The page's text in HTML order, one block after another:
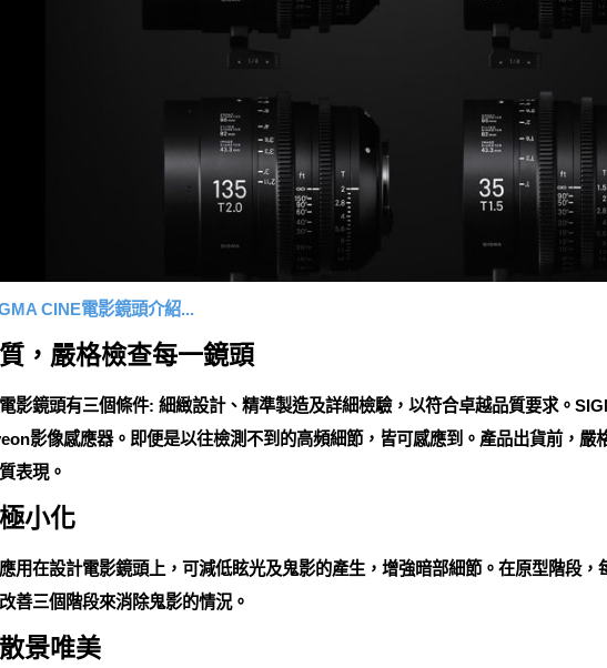
CINE電影鏡頭介紹...
，嚴格檢查每一鏡頭
影鏡頭有三個條件: 細緻設計、精準製造及詳細檢驗，以符合卓越品質要求。
影像感應器。即便是以往檢測不到的高頻細節，皆可感應到。產品出貨前，嚴
表現。
小化
用在設計電影鏡頭上，可減低眩光及鬼影的產生，增強暗部細節。在原型階段
善三個階段來消除鬼影的情況。
景唯美